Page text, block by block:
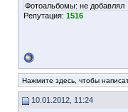
Фотоальбомы: не добавлял
Репутация: 1516
Нажмите здесь, чтобы
10.01.2012, 11:24